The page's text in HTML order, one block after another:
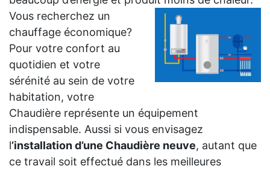
Vous recherchez un
chauffage économique?
Pour votre confort au
quotidien et votre
sérénité au sein de votre
habitation, votre
Chaudière représente un équipement
indispensable. Aussi si vous envisagez
l’installation d’une Chaudière neuve, autant que
ce travail soit effectué dans les meilleures